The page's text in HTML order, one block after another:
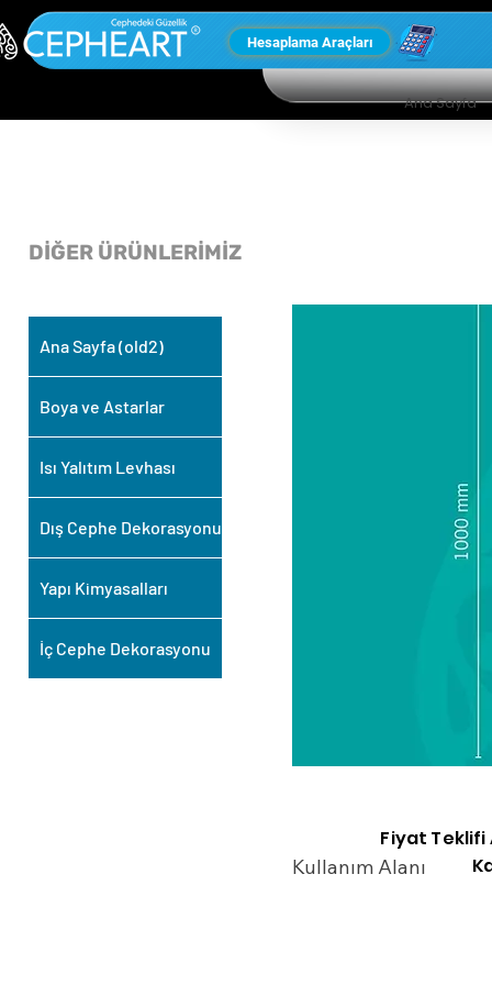
Hesaplama Araçları
Ana Sayfa
Kullanım Alanı
Fiyat Teklifi
Ana Sayfa (old2)
Boya ve Astarlar
Isı Yalıtım Levhası
Dış Cephe Dekorasyonu
Yapı Kimyasalları
İç Cephe Dekorasyonu
DİĞER ÜRÜNLERİMİZ